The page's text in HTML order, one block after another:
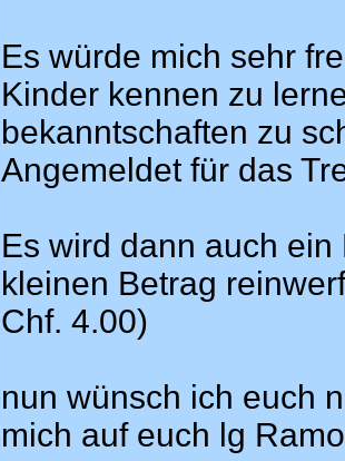
Es würde mich sehr
Kinder kennen zu
bekanntschaften zu
Angemeldet für das
Es wird dann auch
kleinen Betrag
Chf. 4.00)
nun wünsch ich euch
mich auf euch lg